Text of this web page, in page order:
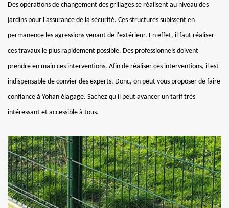
Des opérations de changement des grillages se réalisent au niveau des
jardins pour l'assurance de la sécurité. Ces structures subissent en
permanence les agressions venant de l'extérieur. En effet, il faut réaliser
ces travaux le plus rapidement possible. Des professionnels doivent
prendre en main ces interventions. Afin de réaliser ces interventions, il est
indispensable de convier des experts. Donc, on peut vous proposer de faire
confiance à Yohan élagage. Sachez qu'il peut avancer un tarif très
intéressant et accessible à tous.